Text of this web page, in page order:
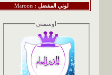
لوني المفضل : Maroon
اوسمتي